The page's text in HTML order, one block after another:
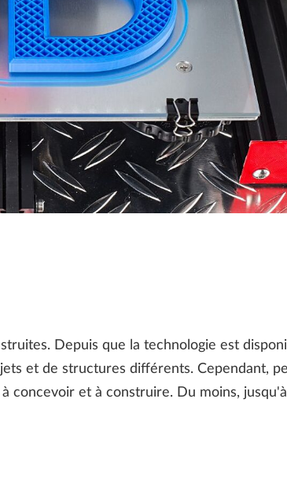
Depuis que la technologie est
et de structures différents. Cependant,
concevoir et à construire. Du moins,